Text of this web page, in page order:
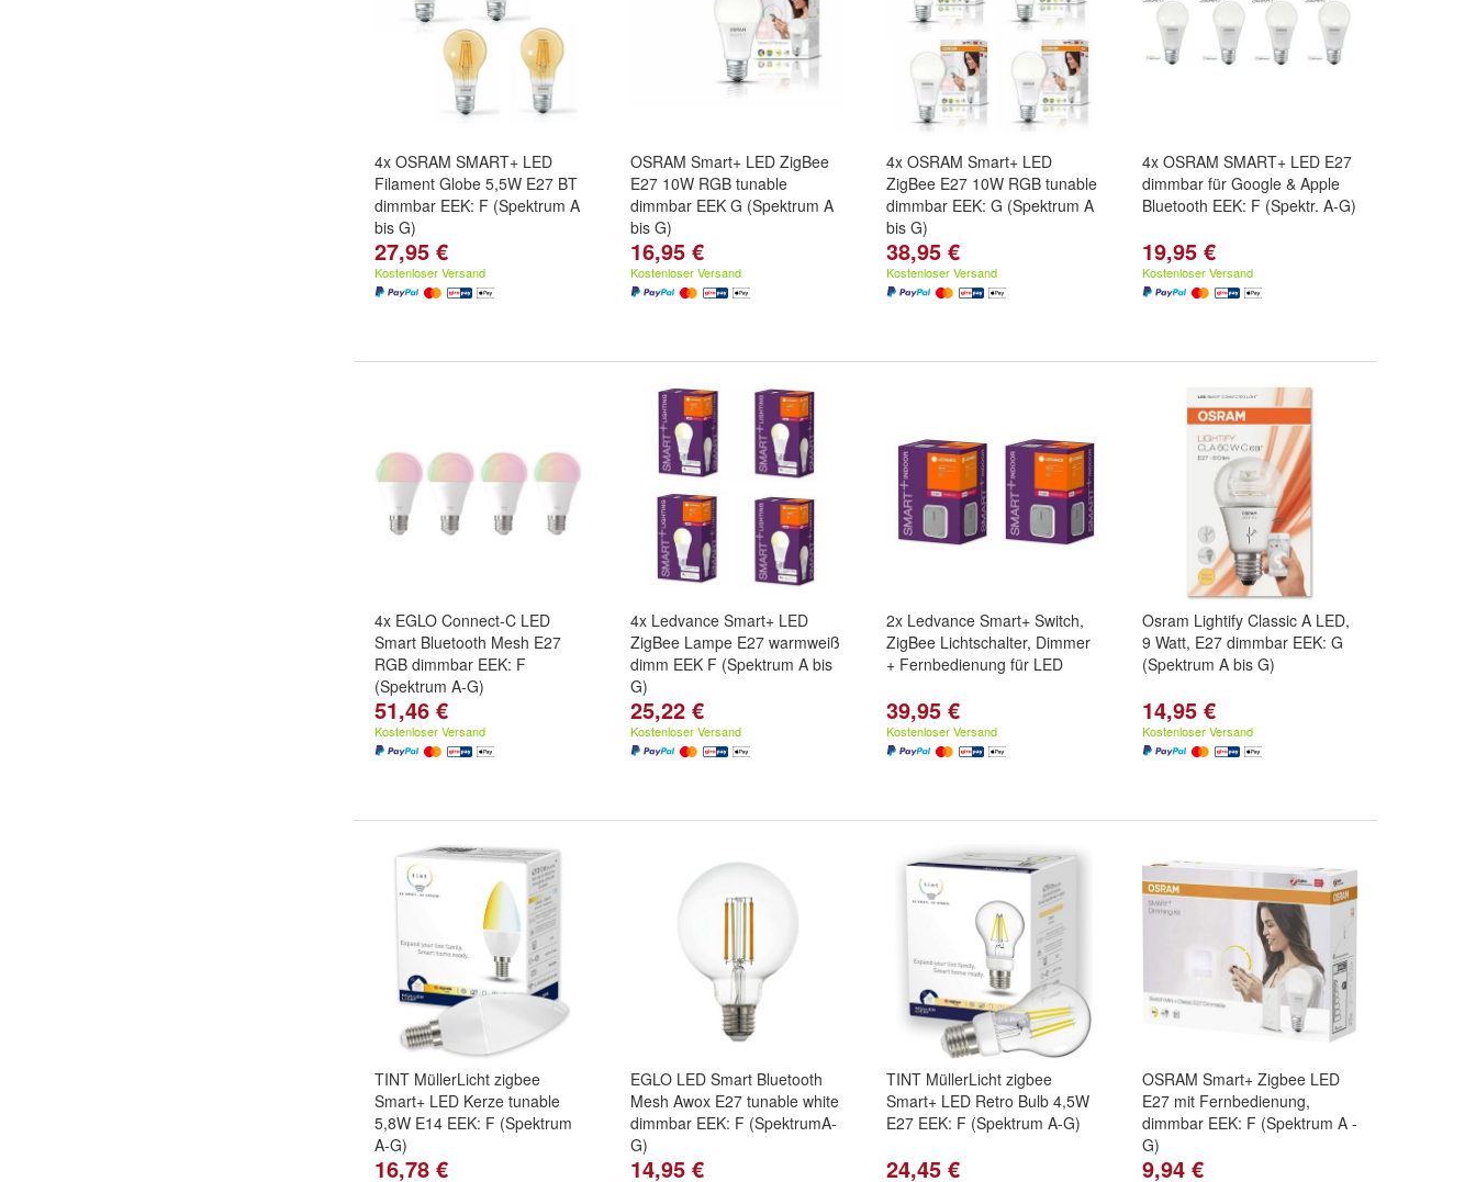
4x OSRAM SMART+ LED
Filament Globe 5,5W E27 BT
dimmbar EEK: F (Spektrum A
bis G)
27,95 €
Kostenloser Versand
OSRAM Smart+ LED ZigBee
E27 10W RGB tunable
dimmbar EEK G (Spektrum A
bis G)
16,95 €
Kostenloser Versand
4x OSRAM Smart+ LED
ZigBee E27 10W RGB tunable
dimmbar EEK: G (Spektrum A
bis G)
38,95 €
Kostenloser Versand
4x OSRAM SMART+ LED E27
dimmbar für Google & Apple
Bluetooth EEK: F (Spektr. A-G)
19,95 €
Kostenloser Versand
4x EGLO Connect-C LED
Smart Bluetooth Mesh E27
RGB dimmbar EEK: F
(Spektrum A-G)
51,46 €
Kostenloser Versand
4x Ledvance Smart+ LED
ZigBee Lampe E27 warmweiß
dimm EEK F (Spektrum A bis
G)
25,22 €
Kostenloser Versand
2x Ledvance Smart+ Switch,
ZigBee Lichtschalter, Dimmer
+ Fernbedienung für LED
39,95 €
Kostenloser Versand
Osram Lightify Classic A LED,
9 Watt, E27 dimmbar EEK: G
(Spektrum A bis G)
14,95 €
Kostenloser Versand
TINT MüllerLicht zigbee
Smart+ LED Kerze tunable
5,8W E14 EEK: F (Spektrum
A-G)
16,78 €
EGLO LED Smart Bluetooth
Mesh Awox E27 tunable white
dimmbar EEK: F (SpektrumA-
G)
14,95 €
TINT MüllerLicht zigbee
Smart+ LED Retro Bulb 4,5W
E27 EEK: F (Spektrum A-G)
24,45 €
OSRAM Smart+ Zigbee LED
E27 mit Fernbedienung,
dimmbar EEK: F (Spektrum A -
G)
9,94 €